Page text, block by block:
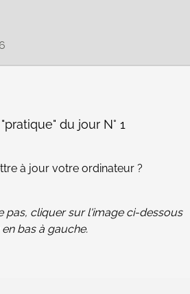
du jour N° 1
à jour votre ordinateur ?
pas, cliquer sur l'image ci-dessous
bas à gauche.